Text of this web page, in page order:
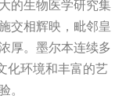
的生物医学研究集
交相辉映，毗邻皇
厚。墨尔本连续多
化环境和丰富的艺
。